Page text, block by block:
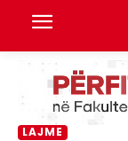
LAJME